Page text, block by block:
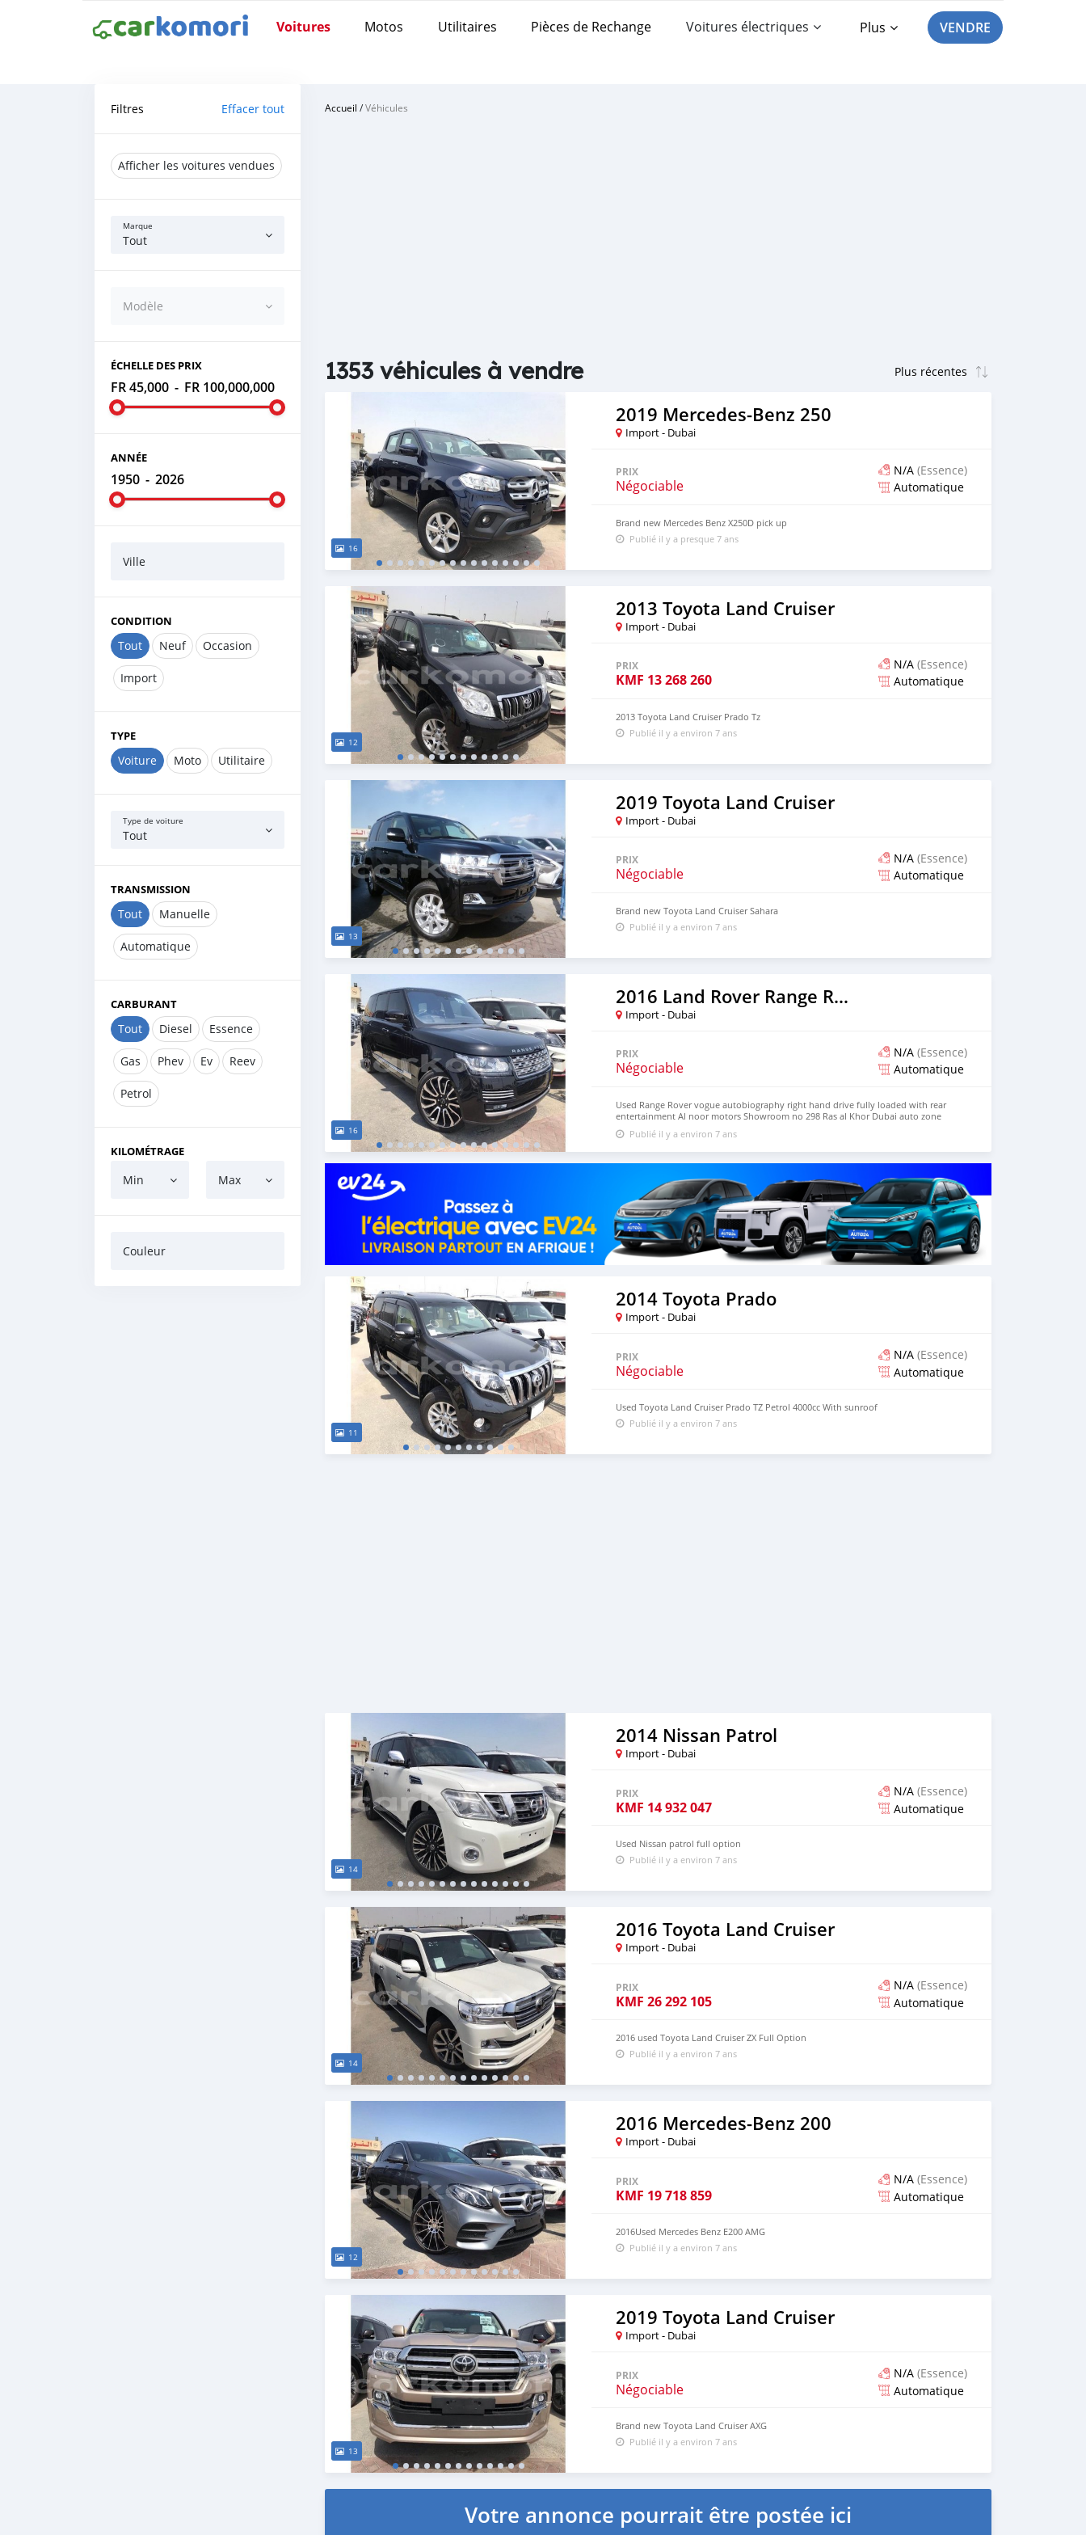
Voitures Motos Utilitaires Pièces de Rechange Voitures électriques Plus VENDRE
Filtres Effacer tout
Afficher les voitures vendues
Marque
Tout
Modèle
ÉCHELLE DES PRIX
FR 45,000 - FR 100,000,000
ANNÉE
1950 - 2026
Ville
CONDITION
Tout Neuf Occasion
Import
TYPE
Voiture Moto Utilitaire
Type de voiture
Tout
TRANSMISSION
Tout Manuelle
Automatique
CARBURANT
Tout Diesel Essence
Gas Phev Ev Reev
Petrol
KILOMÉTRAGE
Min Max
Couleur
Accueil /Véhicules
1353 véhicules à vendre
16
2019 Mercedes-Benz 250
Import - Dubai
PRIX
Négociable
N/A (Essence)
Automatique
Brand new Mercedes Benz X250D pick up
Publié il y a presque 7 ans
12
2013 Toyota Land Cruiser
Import - Dubai
PRIX
KMF 13 268 260
N/A (Essence)
Automatique
2013 Toyota Land Cruiser Prado Tz
Publié il y a environ 7 ans
13
2019 Toyota Land Cruiser
Import - Dubai
PRIX
Négociable
N/A (Essence)
Automatique
Brand new Toyota Land Cruiser Sahara
Publié il y a environ 7 ans
16
2016 Land Rover Range Rover
Import - Dubai
PRIX
Négociable
N/A (Essence)
Automatique
Used Range Rover vogue autobiography right hand drive fully loaded with rear
entertainment Al noor motors Showroom no 298 Ras al Khor Dubai auto zone
Dubai UAE
Publié il y a environ 7 ans
11
2014 Toyota Prado
Import - Dubai
PRIX
Négociable
N/A (Essence)
Automatique
Used Toyota Land Cruiser Prado TZ Petrol 4000cc With sunroof
Publié il y a environ 7 ans
14
2014 Nissan Patrol
Import - Dubai
PRIX
KMF 14 932 047
N/A (Essence)
Automatique
Used Nissan patrol full option
Publié il y a environ 7 ans
14
2016 Toyota Land Cruiser
Import - Dubai
PRIX
KMF 26 292 105
N/A (Essence)
Automatique
2016 used Toyota Land Cruiser ZX Full Option
Publié il y a environ 7 ans
12
2016 Mercedes-Benz 200
Import - Dubai
PRIX
KMF 19 718 859
N/A (Essence)
Automatique
2016Used Mercedes Benz E200 AMG
Publié il y a environ 7 ans
13
2019 Toyota Land Cruiser
Import - Dubai
PRIX
Négociable
N/A (Essence)
Automatique
Brand new Toyota Land Cruiser AXG
Publié il y a environ 7 ans
Votre annonce pourrait être postée ici